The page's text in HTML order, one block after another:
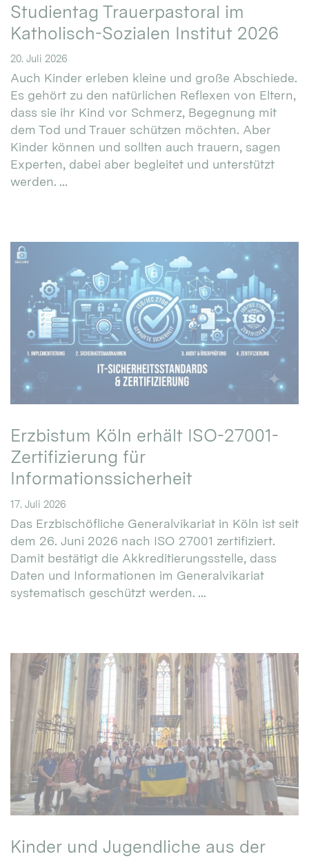
Studientag Trauerpastoral im
Katholisch-Sozialen Institut 2026
20. Juli 2026
Auch Kinder erleben kleine und große Abschiede.
Es gehört zu den natürlichen Reflexen von Eltern,
dass sie ihr Kind vor Schmerz, Begegnung mit
dem Tod und Trauer schützen möchten. Aber
Kinder können und sollten auch trauern, sagen
Experten, dabei aber begleitet und unterstützt
werden. ...
Erzbistum Köln erhält ISO-27001-
Zertifizierung für
Informationssicherheit
17. Juli 2026
Das Erzbischöfliche Generalvikariat in Köln ist seit
dem 26. Juni 2026 nach ISO 27001 zertifiziert.
Damit bestätigt die Akkreditierungsstelle, dass
Daten und Informationen im Generalvikariat
systematisch geschützt werden. ...
Kinder und Jugendliche aus der